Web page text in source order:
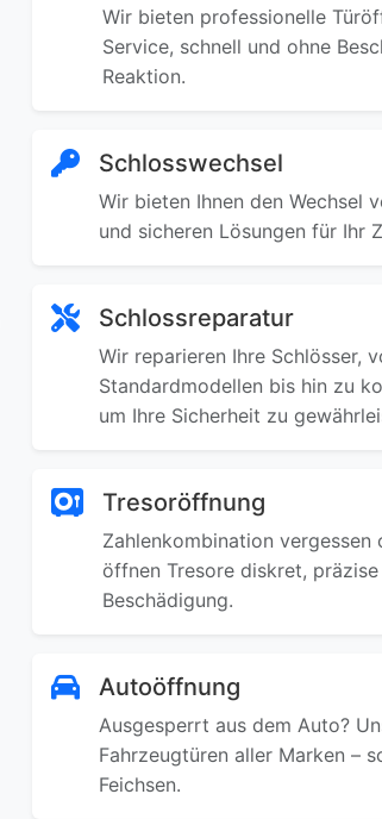
Wir bieten professionelle
Service, schnell und ohne
Reaktion.
Schlosswechsel
Wir bieten Ihnen den Wechsel
und sicheren Lösungen für Ihr
Schlossreparatur
Wir reparieren Ihre Schlösser,
Standardmodellen bis hin zu
um Ihre Sicherheit zu
Tresoröffnung
Zahlenkombination vergessen
öffnen Tresore diskret,
Beschädigung.
Autoöffnung
Ausgesperrt aus dem Auto?
Fahrzeugtüren aller Marken –
Feichsen.